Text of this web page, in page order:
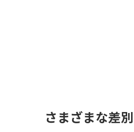
さまざまな差